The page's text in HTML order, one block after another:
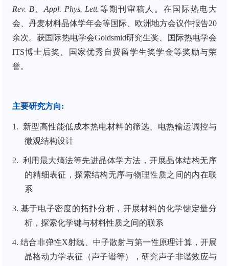
Rev. B、Appl. Phys. Lett.等期刊审稿人。在国际热电大
会、丹麦材料晶体学年会等国际、欧洲地方会议作报告20
余次。获国际热电学会Goldsmid研究生奖、国际热电学会
ITS博士后奖、国家优秀自费留学生奖学金等奖励与荣
誉。
主要研究方向:
1.
新型高性能低成本热电材料的筛选、电热输运调控与
微观结构设计
2. 利用最大熵法等先进晶体学方法，开展晶体结构无序
的精细表征，探索结构无序与物理性质之间的内在联
系
3. 基于电子密度的拓扑分析，开展材料的化学键定量分
析，探索化学键与材料性质之间的联系
4. 结合非弹性X射线、中子散射与第一性原理计算，开展
晶格动力学表征（声子谱等），研究声子非谐效应与